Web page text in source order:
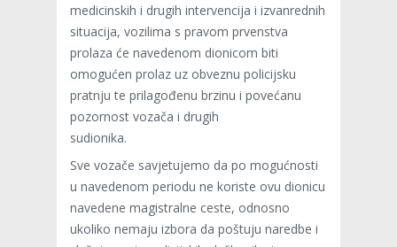
medicinskih i drugih intervencija i izvanrednih
situacija, vozilima s pravom prvenstva
prolaza će navedenom dionicom biti
omogućen prolaz uz obveznu policijsku
pratnju te prilagođenu brzinu i povećanu
pozornost vozača i drugih
sudionika.
Sve vozače savjetujemo da po mogućnosti
u navedenom periodu ne koriste ovu dionicu
navedene magistralne ceste, odnosno
ukoliko nemaju izbora da poštuju naredbe i